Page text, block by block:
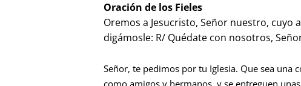
Oración de los Fieles
Oremos a Jesucristo, Señor nuestro,
digámosle: R/ Quédate con nosotros,
Señor, te pedimos por tu Iglesia. Que sea una